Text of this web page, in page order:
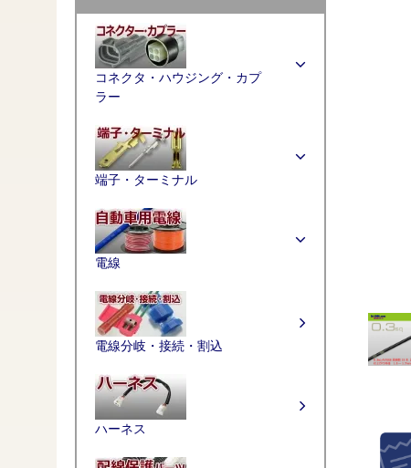
コネクタ・ハウジング・カプ
ラー
端子・ターミナル
電線
電線分岐・接続・割込
ハーネス